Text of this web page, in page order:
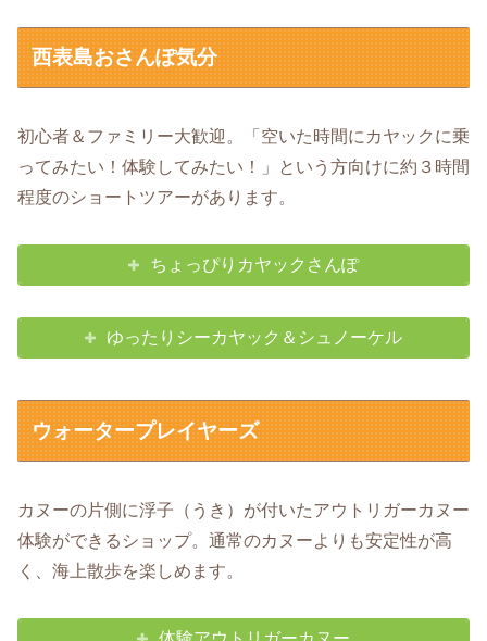
西表島おさんぽ気分
初心者＆ファミリー大歓迎。「空いた時間にカヤックに乗
ってみたい！体験してみたい！」という方向けに約３時間
程度のショートツアーがあります。
ちょっぴりカヤックさんぽ
ゆったりシーカヤック＆シュノーケル
ウォータープレイヤーズ
カヌーの片側に浮子（うき）が付いたアウトリガーカヌー
体験ができるショップ。通常のカヌーよりも安定性が高
く、海上散歩を楽しめます。